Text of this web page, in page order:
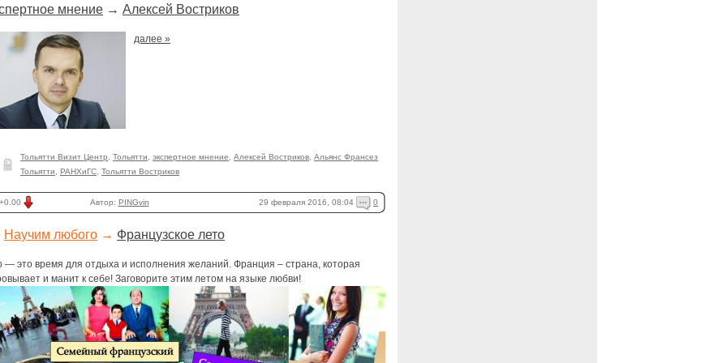
мнение → Алексей Востриков
далее »
Тольятти Визит Центр Тольятти экспертное мнение Алексей Востриков Альянс Франсез
Тольятти
РАНХиГС Тольятти Востриков
+0.00 Автор: PINGvin 29 февраля 2016, 08:04 0
Научим любого → Французское лето
— это время для отдыха и исполнения желаний. Франция – страна, которая
и манит к себе! Заговорите этим летом на языке любви!